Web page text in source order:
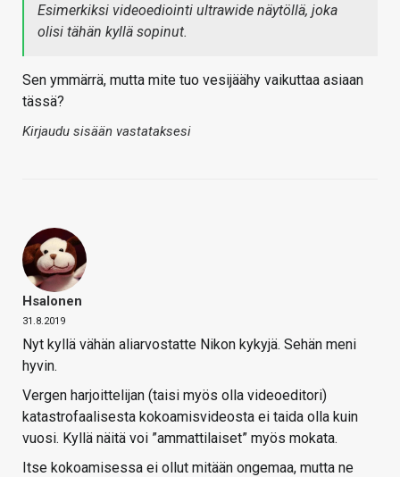
Esimerkiksi videoediointi ultrawide näytöllä, joka
olisi tähän kyllä sopinut.
Sen ymmärrä, mutta mite tuo vesijäähy vaikuttaa asiaan
tässä?
Kirjaudu sisään vastataksesi
Hsalonen
31.8.2019
Nyt kyllä vähän aliarvostatte Nikon kykyjä. Sehän meni
hyvin.
Vergen harjoittelijan (taisi myös olla videoeditori)
katastrofaalisesta kokoamisvideosta ei taida olla kuin
vuosi. Kyllä näitä voi ”ammattilaiset” myös mokata.
Itse kokoamisessa ei ollut mitään ongemaa, mutta ne